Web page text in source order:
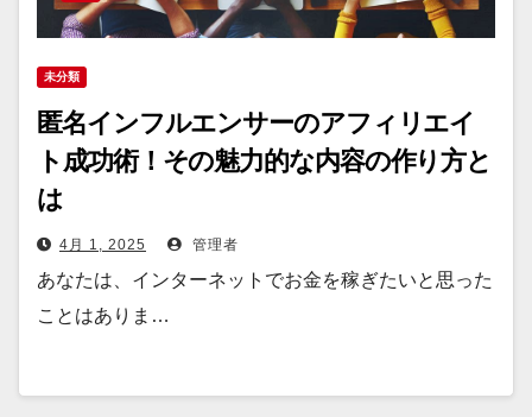
未分類
匿名インフルエンサーのアフィリエイ
ト成功術！その魅力的な内容の作り方と
は
4月 1, 2025 管理者
あなたは、インターネットでお金を稼ぎたいと思った
ことはありま…